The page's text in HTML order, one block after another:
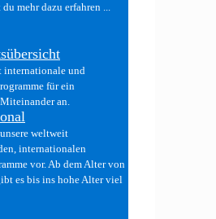
mehr dazu erfahren ...
internationale und
für ein
an.
weltweit
internationalen
vor. Ab dem Alter von
es bis ins hohe Alter viel